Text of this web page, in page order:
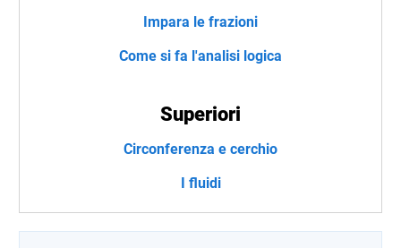
Impara le frazioni
Come si fa l'analisi logica
Superiori
Circonferenza e cerchio
I fluidi